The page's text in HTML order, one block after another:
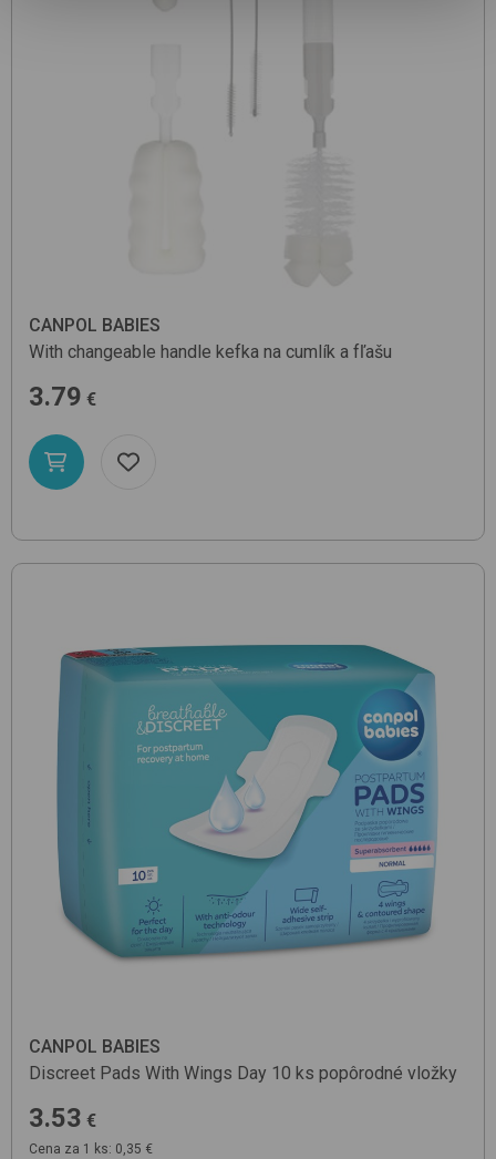
CANPOL BABIES
With changeable handle kefka na cumlík a fľašu
3.79 €
CANPOL BABIES
Discreet Pads With Wings Day 10 ks popôrodné vložky
3.53 €
Cena za 1 ks: 0,35 €